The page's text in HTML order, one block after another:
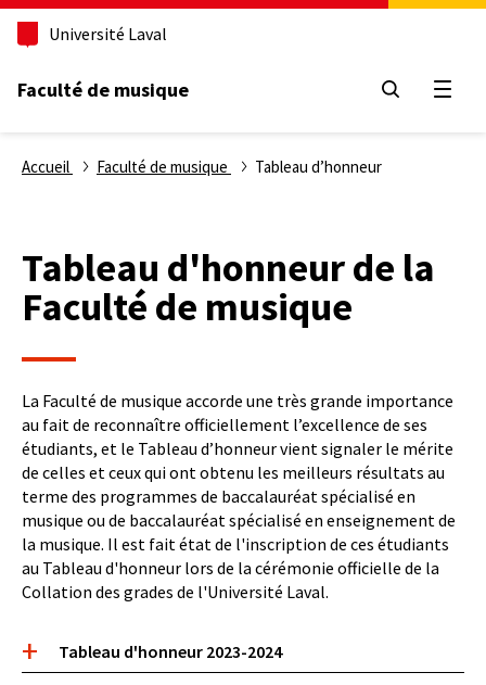
Aller
principal
Université Laval
Faculté de musique
Fil
Accueil Faculté de musique Tableau d’honneur
Tableau d'honneur de la
Faculté de musique
La Faculté de musique accorde une très grande importance
au fait de reconnaître officiellement l’excellence de ses
étudiants, et le Tableau d’honneur vient signaler le mérite
de celles et ceux qui ont obtenu les meilleurs résultats au
terme des programmes de baccalauréat spécialisé en
musique ou de baccalauréat spécialisé en enseignement de
la musique. Il est fait état de l'inscription de ces étudiants
au Tableau d'honneur lors de la cérémonie officielle de la
Collation des grades de l'Université Laval.
Boite
accordeon
Tableau d'honneur 2023-2024